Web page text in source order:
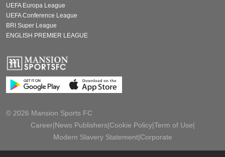
UEFA Europa League
UEFA Conference League
BRI Super League
ENGLISH PREMIER LEAGUE
© 2026 Mansion Sports FC
Career|News Publishers|Cookie Policy|Term of Use|
Modern Slavery Statement|Corporate